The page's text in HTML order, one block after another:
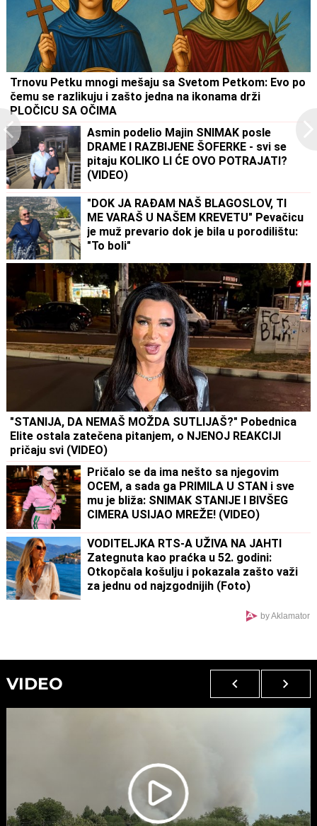
Trnovu Petku mnogi mešaju sa Svetom Petkom: Evo po
čemu se razlikuju i zašto jedna na ikonama drži
PLOČICU SA OČIMA
Asmin podelio Majin SNIMAK posle
DRAME I RAZBIJENE ŠOFERKE - svi se
pitaju KOLIKO LI ĆE OVO POTRAJATI?
(VIDEO)
"DOK JA RAĐAM NAŠ BLAGOSLOV, TI
ME VARAŠ U NAŠEM KREVETU" Pevačicu
je muž prevario dok je bila u porodilištu:
"To boli"
"STANIJA, DA NEMAŠ MOŽDA SUTLIJAŠ?" Pobednica
Elite ostala zatečena pitanjem, o NJENOJ REAKCIJI
pričaju svi (VIDEO)
Pričalo se da ima nešto sa njegovim
OCEM, a sada ga PRIMILA U STAN i sve
mu je bliža: SNIMAK STANIJE I BIVŠEG
CIMERA USIJAO MREŽE! (VIDEO)
VODITELJKA RTS-A UŽIVA NA JAHTI
Zategnuta kao praćka u 52. godini:
Otkopčala košulju i pokazala zašto važi
za jednu od najzgodnijih (Foto)
by Aklamator
VIDEO